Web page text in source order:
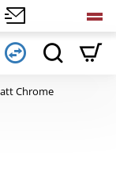
Chrome